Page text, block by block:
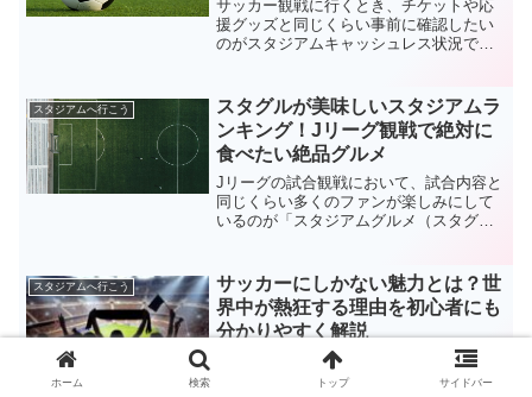
サッカー観戦に行くとき、チケットや応
援グッズと同じくらい事前に確認したい
のがスタジアムキャッシュレス状況で
口、キッチンカーなどでキャッシュレス
決済を導入するケースが増え...
スタジアムへ行こう
スタグルが美味しいスタジアムラ
ンキング！Jリーグ観戦で絶対に
食べたい絶品グルメ
Jリーグの試合観戦において、試合内容と
同じくらい多くのファンが楽しみにして
いるのが「スタジアムグルメ（スタグ
か味わえない唯一無二の料理は、もはや
サッカー観戦に欠かせない...
スタジアムへ行こう
サッカーにしかない魅力とは？世
界中が熱狂する理由を初心者にも
分かりやすく解説
サッカーは、世界で最も愛されているス
ポーツの一つです。 なぜこれほど多くの
ホーム 検索 トップ サイドバー